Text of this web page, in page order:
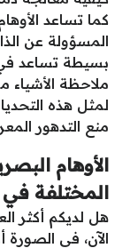
كما تساعد
المسؤولة عن
بسيطة تساعد في
ملاحظة الأشياء
لمثل هذه
منع التدهور
الأوهام
المختلفة في 5 ثوانٍ
هل لديكم أكثر
الآن، في الصورة